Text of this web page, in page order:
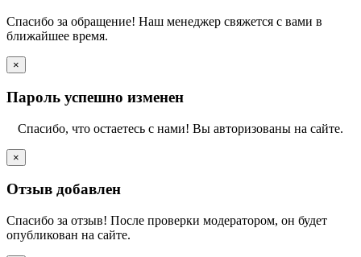
Спасибо за обращение! Наш менеджер свяжется с вами в
ближайшее время.
×
Пароль успешно изменен
Спасибо, что остаетесь с нами! Вы авторизованы на сайте.
×
Отзыв добавлен
Спасибо за отзыв! После проверки модератором, он будет
опубликован на сайте.